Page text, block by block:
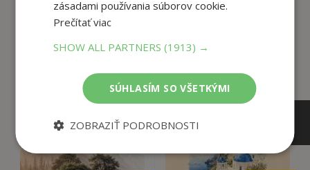
Zákazníci, ktorí si kúpili
tento titul si tiež kúpili
zásadami používania súborov cookie.
Prečítať viac
SHOW ALL PARTNERS(1913) →
SÚHLASÍM SO VŠETKÝMI
ZOBRAZIŤ PODROBNOSTI